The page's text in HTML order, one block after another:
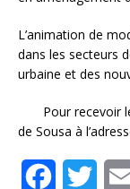
L’animation de
dans les secteurs
urbaine et des
Pour recevoir le
de Sousa à